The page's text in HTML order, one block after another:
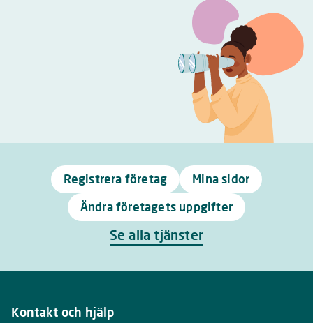
Registrera företag
Mina sidor
Ändra företagets uppgifter
Se alla tjänster
Kontakt och hjälp